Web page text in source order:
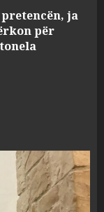
ja
për